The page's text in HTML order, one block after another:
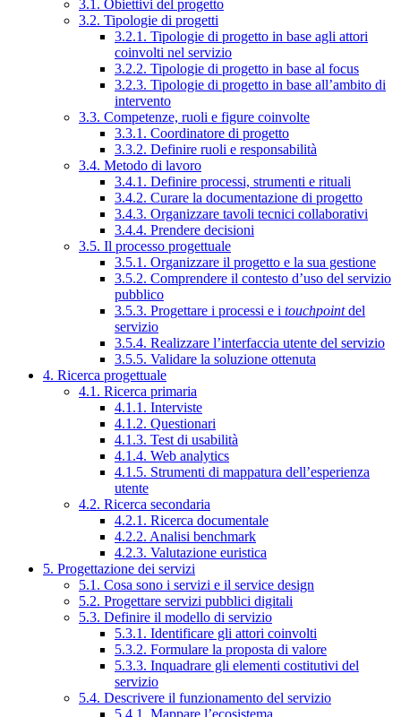
3.1. Obiettivi del progetto
3.2. Tipologie di progetti
3.2.1. Tipologie di progetto in base agli attori
coinvolti nel servizio
3.2.2. Tipologie di progetto in base al focus
3.2.3. Tipologie di progetto in base all’ambito di
intervento
3.3. Competenze, ruoli e figure coinvolte
3.3.1. Coordinatore di progetto
3.3.2. Definire ruoli e responsabilità
3.4. Metodo di lavoro
3.4.1. Definire processi, strumenti e rituali
3.4.2. Curare la documentazione di progetto
3.4.3. Organizzare tavoli tecnici collaborativi
3.4.4. Prendere decisioni
3.5. Il processo progettuale
3.5.1. Organizzare il progetto e la sua gestione
3.5.2. Comprendere il contesto d’uso del servizio
pubblico
3.5.3. Progettare i processi e i touchpointdel
servizio
3.5.4. Realizzare l’interfaccia utente del servizio
3.5.5. Validare la soluzione ottenuta
4. Ricerca progettuale
4.1. Ricerca primaria
4.1.1. Interviste
4.1.2. Questionari
4.1.3. Test di usabilità
4.1.4. Web analytics
4.1.5. Strumenti di mappatura dell’esperienza
utente
4.2. Ricerca secondaria
4.2.1. Ricerca documentale
4.2.2. Analisi benchmark
4.2.3. Valutazione euristica
5. Progettazione dei servizi
5.1. Cosa sono i servizi e il service design
5.2. Progettare servizi pubblici digitali
5.3. Definire il modello di servizio
5.3.1. Identificare gli attori coinvolti
5.3.2. Formulare la proposta di valore
5.3.3. Inquadrare gli elementi costitutivi del
servizio
5.4. Descrivere il funzionamento del servizio
5.4.1. Mappare l’ecosistema